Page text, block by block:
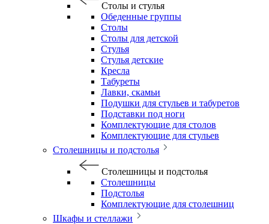
Столы и стулья
Обеденные группы
Столы
Столы для детской
Стулья
Стулья детские
Кресла
Табуреты
Лавки, скамьи
Подушки для стульев и табуретов
Подставки под ноги
Комплектующие для столов
Комплектующие для стульев
Столешницы и подстолья
Столешницы и подстолья
Столешницы
Подстолья
Комплектующие для столешниц
Шкафы и стеллажи